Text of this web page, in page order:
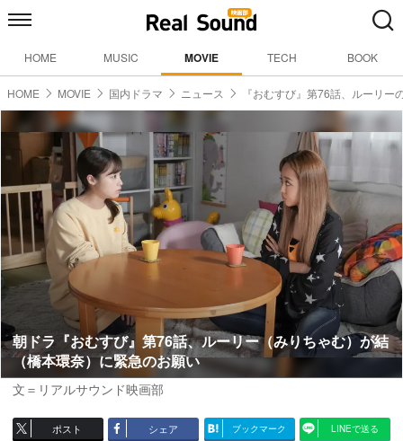
HOME MUSIC MOVIE TECH BOOK
HOME MOVIE 国内ドラマ ニュース 『おむすび』第76話、ルーリー
朝ドラ『おむすび』第76話、ルーリー（みりちゃむ）が結
（橋本環奈）に緊急のお願い
文＝リアルサウンド映画部
ポスト シェア ブックマーク LINEで送る